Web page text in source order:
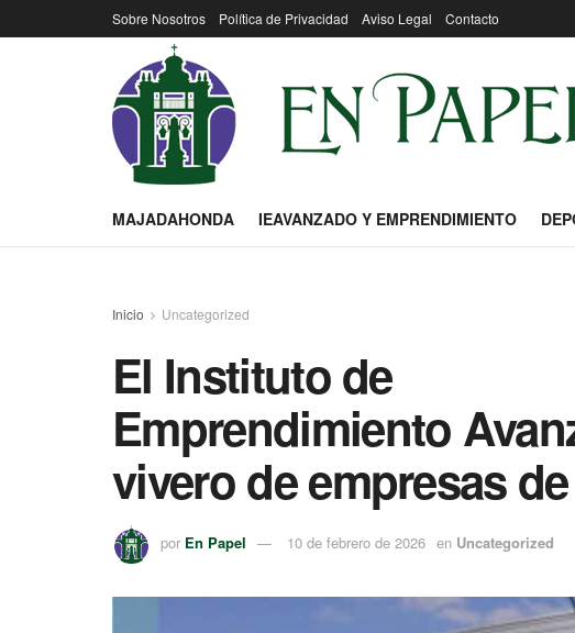
Sobre Nosotros Política de Privacidad Aviso Legal Contacto
MAJADAHONDA IEAVANZADO Y EMPRENDIMIENTO
Inicio Uncategorized
El Instituto de
Emprendimiento
vivero de empresas
por En Papel 10 de febrero de 2026 en Uncategorized